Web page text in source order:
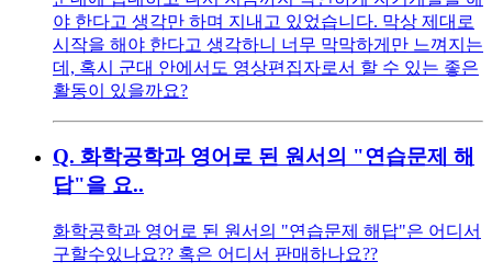
야 한다고 생각만 하며 지내고 있었습니다. 막상 제대로
시작을 해야 한다고 생각하니 너무 막막하게만 느껴지는
데, 혹시 군대 안에서도 영상편집자로서 할 수 있는 좋은
활동이 있을까요?
Q. 화학공학과 영어로 된 원서의 "연습문제 해
답"을 요..
화학공학과 영어로 된 원서의 "연습문제 해답"은 어디서
구할수있나요?? 혹은 어디서 판매하나요??